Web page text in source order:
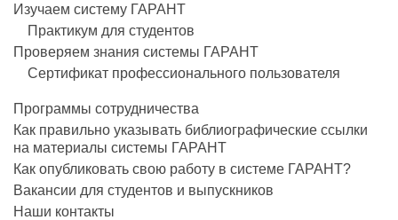
Изучаем систему ГАРАНТ
Практикум для студентов
Проверяем знания системы ГАРАНТ
Сертификат профессионального пользователя
Программы сотрудничества
Как правильно указывать библиографические ссылки
на материалы системы ГАРАНТ
Как опубликовать свою работу в системе ГАРАНТ?
Вакансии для студентов и выпускников
Наши контакты